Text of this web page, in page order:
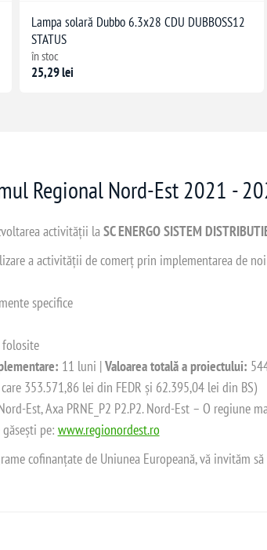
Lampa solară Dubbo 6.3x28 CDU DUBBOSS12
STATUS
în stoc
25,29 lei
Regional Nord-Est 2021 -
activității laSC ENERGO SISTEM
a activității de comerț prin implementarea de
specifice
11 luni |Valoarea totală a proiectului:
353.571,86 lei din FEDR și 62.395,04 lei din BS)
Est, Axa PRNE_P2 P2.P2. Nord-Est – O regiune
pe: www.regionordest.ro
cofinanțate de Uniunea Europeană, vă invităm